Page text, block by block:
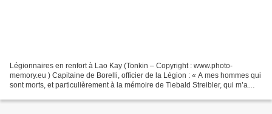
Légionnaires en renfort à Lao Kay (Tonkin – Copyright : www.photo-
memory.eu ) Capitaine de Borelli, officier de la Légion : « A mes hommes qui
sont morts, et particulièrement à la mémoire de Tiebald Streibler, qui m’a